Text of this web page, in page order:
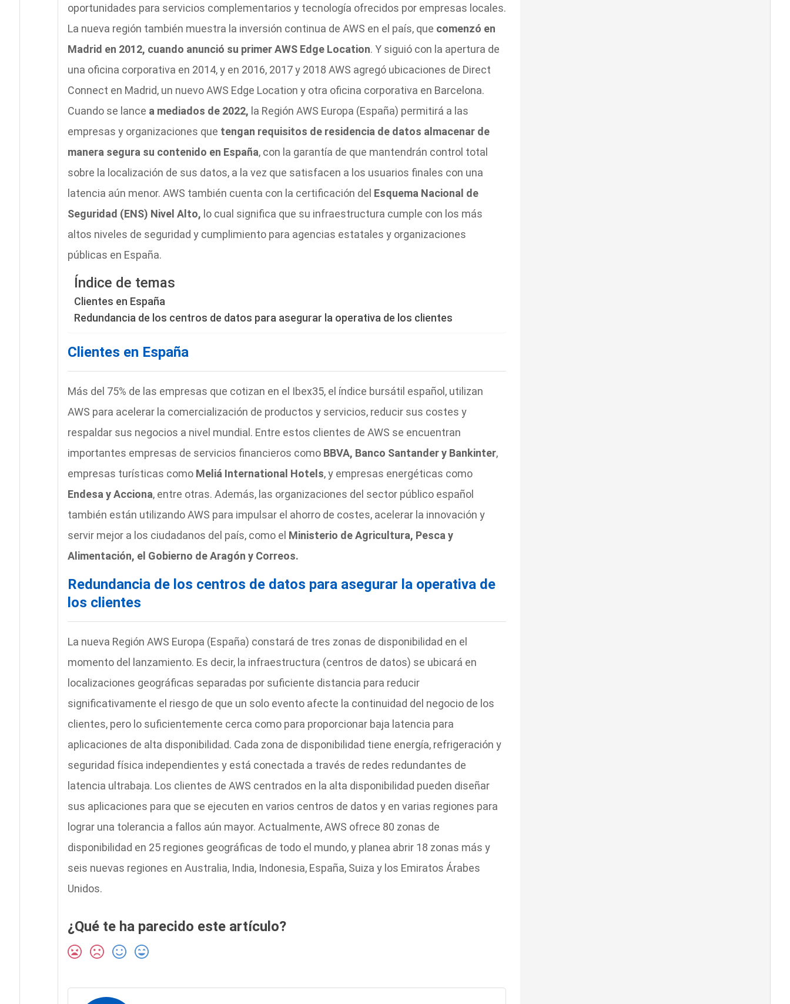
oportunidades para servicios complementarios y tecnología ofrecidos por empresas locales.
La nueva región también muestra la inversión continua de AWS en el país, que comenzó en
Madrid en 2012, cuando anunció su primer AWS Edge Location. Y siguió con la apertura de
una oficina corporativa en 2014, y en 2016, 2017 y 2018 AWS agregó ubicaciones de Direct
Connect en Madrid, un nuevo AWS Edge Location y otra oficina corporativa en Barcelona.
Cuando se lance a mediados de 2022, la Región AWS Europa (España) permitirá a las
empresas y organizaciones que tengan requisitos de residencia de datos almacenar de
manera segura su contenido en España, con la garantía de que mantendrán control total
sobre la localización de sus datos, a la vez que satisfacen a los usuarios finales con una
latencia aún menor. AWS también cuenta con la certificación del Esquema Nacional de
Seguridad (ENS) Nivel Alto, lo cual significa que su infraestructura cumple con los más
altos niveles de seguridad y cumplimiento para agencias estatales y organizaciones
públicas en España.
Índice de temas
Clientes en España
Redundancia de los centros de datos para asegurar la operativa de los clientes
Clientes en España
Más del 75% de las empresas que cotizan en el Ibex35, el índice bursátil español, utilizan
AWS para acelerar la comercialización de productos y servicios, reducir sus costes y
respaldar sus negocios a nivel mundial. Entre estos clientes de AWS se encuentran
importantes empresas de servicios financieros como BBVA, Banco Santander y Bankinter,
empresas turísticas como Meliá International Hotels, y empresas energéticas como
Endesa y Acciona, entre otras. Además, las organizaciones del sector público español
también están utilizando AWS para impulsar el ahorro de costes, acelerar la innovación y
servir mejor a los ciudadanos del país, como el Ministerio de Agricultura, Pesca y
Alimentación, el Gobierno de Aragón y Correos.
Redundancia de los centros de datos para asegurar la operativa de
los clientes
La nueva Región AWS Europa (España) constará de tres zonas de disponibilidad en el
momento del lanzamiento. Es decir, la infraestructura (centros de datos) se ubicará en
localizaciones geográficas separadas por suficiente distancia para reducir
significativamente el riesgo de que un solo evento afecte la continuidad del negocio de los
clientes, pero lo suficientemente cerca como para proporcionar baja latencia para
aplicaciones de alta disponibilidad. Cada zona de disponibilidad tiene energía, refrigeración y
seguridad física independientes y está conectada a través de redes redundantes de
latencia ultrabaja. Los clientes de AWS centrados en la alta disponibilidad pueden diseñar
sus aplicaciones para que se ejecuten en varios centros de datos y en varias regiones para
lograr una tolerancia a fallos aún mayor. Actualmente, AWS ofrece 80 zonas de
disponibilidad en 25 regiones geográficas de todo el mundo, y planea abrir 18 zonas más y
seis nuevas regiones en Australia, India, Indonesia, España, Suiza y los Emiratos Árabes
Unidos.
¿Qué te ha parecido este artículo?